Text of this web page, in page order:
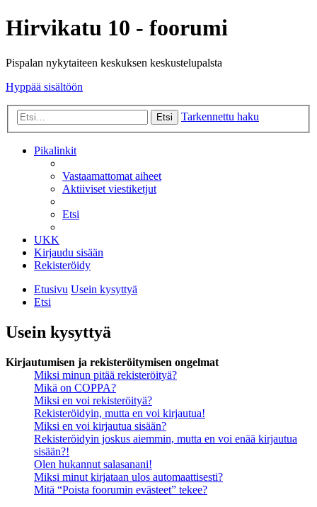
Hirvikatu 10 - foorumi
Pispalan nykytaiteen keskuksen keskustelupalsta
Hyppää sisältöön
Etsi Tarkennettu haku
Pikalinkit
Vastaamattomat aiheet
Aktiiviset viestiketjut
Etsi
UKK
Kirjaudu sisään
Rekisteröidy
Etusivu Usein kysyttyä
Etsi
Usein kysyttyä
Kirjautumisen ja rekisteröitymisen ongelmat
Miksi minun pitää rekisteröityä?
Mikä on COPPA?
Miksi en voi rekisteröityä?
Rekisteröidyin, mutta en voi kirjautua!
Miksi en voi kirjautua sisään?
Rekisteröidyin joskus aiemmin, mutta en voi enää kirjautua
sisään?!
Olen hukannut salasanani!
Miksi minut kirjataan ulos automaattisesti?
Mitä “Poista foorumin evästeet” tekee?